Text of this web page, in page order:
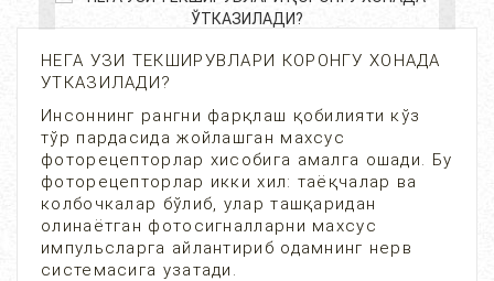
НЕГА УЗИ ТЕКШИРУВЛАРИ КОРОНГУ ХОНАДА
УТКАЗИЛАДИ?
Инсоннинг рангни фарқлаш қобилияти кўз
тўр пардасида жойлашган махсус
фоторецепторлар хисобига амалга ошади. Бу
фоторецепторлар икки хил: таёқчалар ва
колбочкалар бўлиб, улар ташқаридан
олинаётган фотосигналларни махсус
импульсларга айлантириб одамнинг нерв
системасига узатади.